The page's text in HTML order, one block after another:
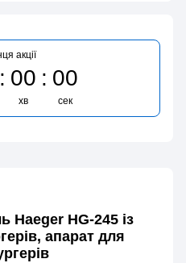
акції
00
хв
00
сек
Haeger HG-245 із
апарат для